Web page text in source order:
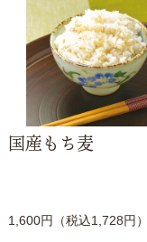
国産もち麦
1,600円（税込1,728円）